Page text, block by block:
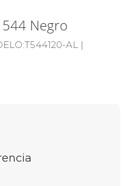
Negro
T544120-AL |